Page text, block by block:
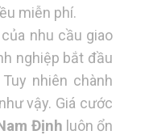
miễn phí.
nhu cầu giao
nghiệp bắt đầu
nhiên chành
vậy. Giá cước
Định luôn ổn